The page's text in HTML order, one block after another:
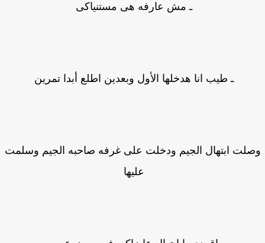
ـ مش عارفه هى مستنياكى
ـ طيب انا هدخلها الأول وبعدين اطلع أبدا تمرين
ابتهال الجيم ودخلت على غرفه صاحبه الجيم وسلمت
عليها